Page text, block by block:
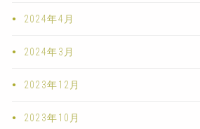
2024年4月
2024年3月
2023年12月
2023年10月